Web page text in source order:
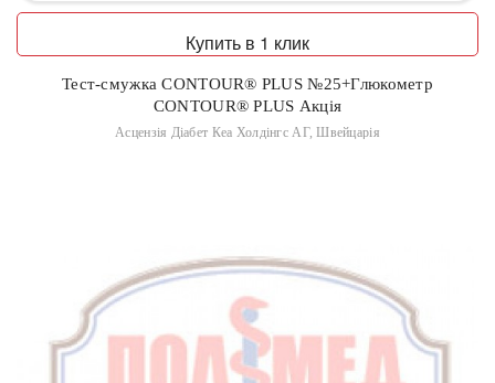
Купить в 1 клик
Тест-смужка CONTOUR® PLUS №25+Глюкометр
CONTOUR® PLUS Акція
Асцензія Діабет Кеа Холдінгс АГ, Швейцарія